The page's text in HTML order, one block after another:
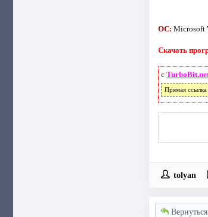
ОС: Microsoft
Скачать
с
Прямая ссылка
tolyan